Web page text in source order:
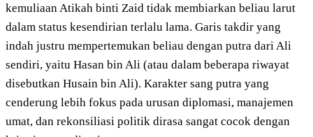
kemuliaan Atikah binti Zaid tidak membiarkan beliau larut
dalam status kesendirian terlalu lama. Garis takdir yang
indah justru mempertemukan beliau dengan putra dari Ali
sendiri, yaitu Hasan bin Ali (atau dalam beberapa riwayat
disebutkan Husain bin Ali). Karakter sang putra yang
cenderung lebih fokus pada urusan diplomasi, manajemen
umat, dan rekonsiliasi politik dirasa sangat cocok dengan